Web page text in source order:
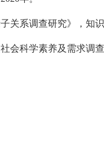
系调查研究》，知识
会科学素养及需求调